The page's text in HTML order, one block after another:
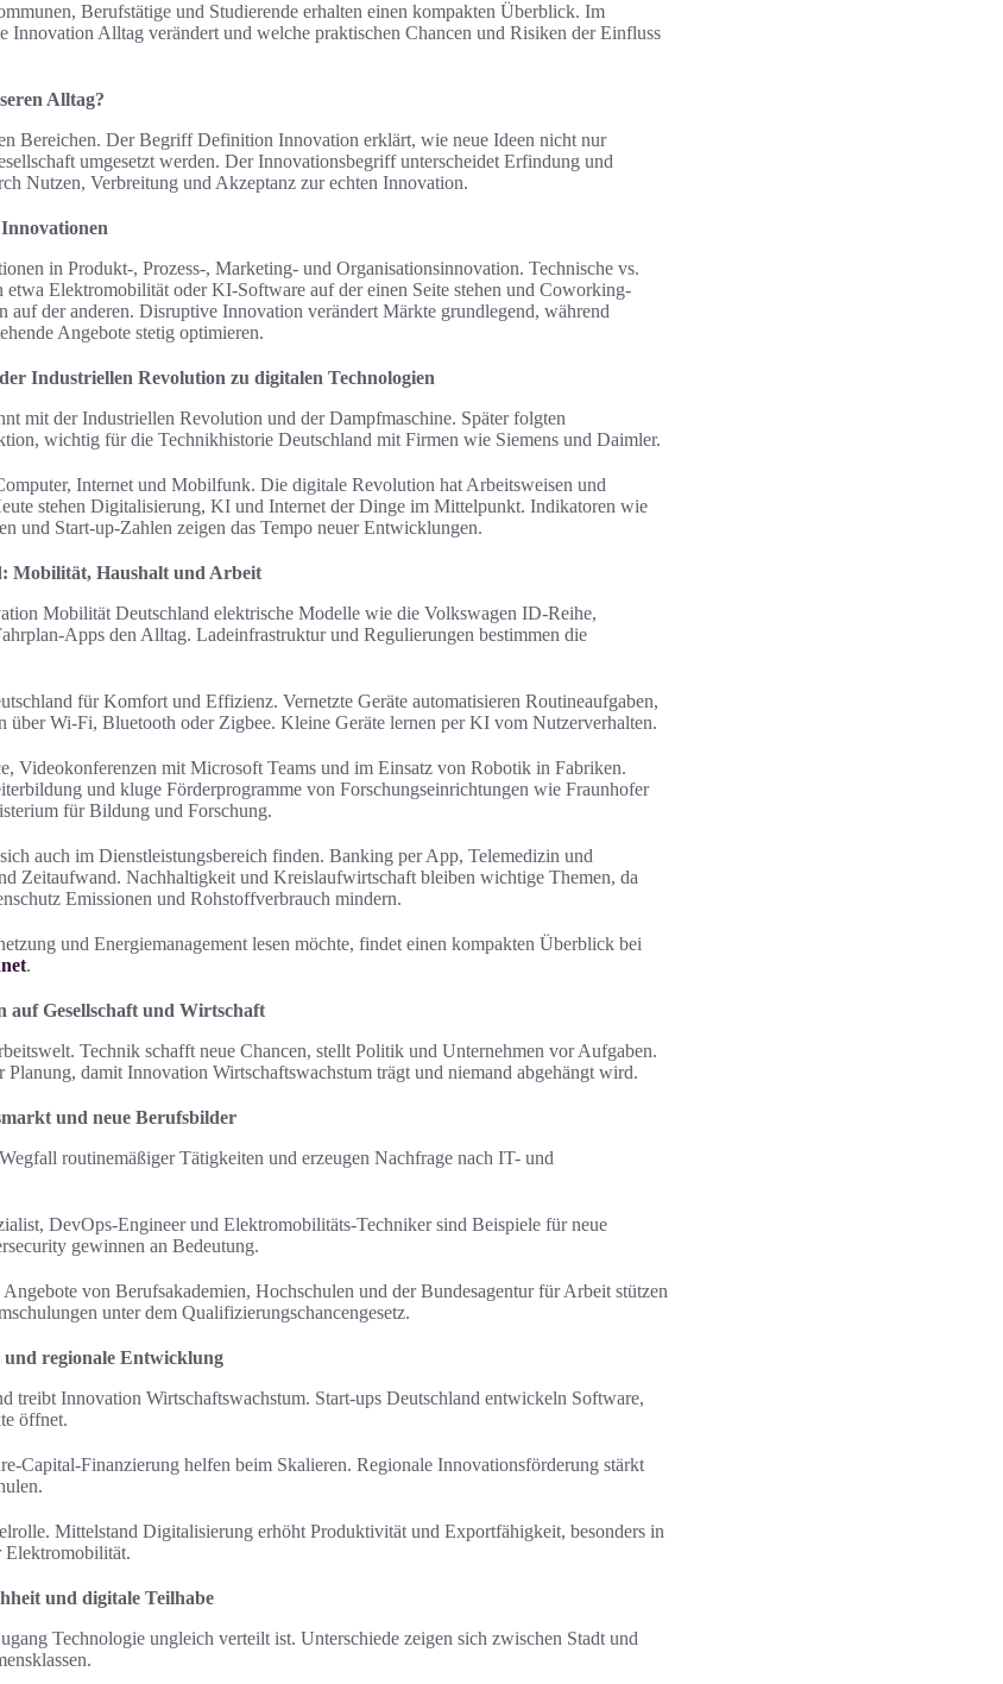
Berufstätige und Studierende erhalten einen kompakten Überblick. Im
Innovation Alltag verändert und welche praktischen Chancen und Risiken der Einfluss
Alltag?
Bereichen. Der Begriff Definition Innovation erklärt, wie neue Ideen nicht nur
umgesetzt werden. Der Innovationsbegriff unterscheidet Erfindung und
Nutzen, Verbreitung und Akzeptanz zur echten Innovation.
in Produkt-, Prozess-, Marketing- und Organisationsinnovation. Technische vs.
etwa Elektromobilität oder KI-Software auf der einen Seite stehen und Coworking-
auf der anderen. Disruptive Innovation verändert Märkte grundlegend, während
Angebote stetig optimieren.
Industriellen Revolution zu digitalen Technologien
mit der Industriellen Revolution und der Dampfmaschine. Später folgten
wichtig für die Technikhistorie Deutschland mit Firmen wie Siemens und Daimler.
Internet und Mobilfunk. Die digitale Revolution hat Arbeitsweisen und
stehen Digitalisierung, KI und Internet der Dinge im Mittelpunkt. Indikatoren wie
und Start-up-Zahlen zeigen das Tempo neuer Entwicklungen.
Mobilität, Haushalt und Arbeit
Mobilität Deutschland elektrische Modelle wie die Volkswagen ID‑Reihe,
Apps den Alltag. Ladeinfrastruktur und Regulierungen bestimmen die
für Komfort und Effizienz. Vernetzte Geräte automatisieren Routineaufgaben,
über Wi‑Fi, Bluetooth oder Zigbee. Kleine Geräte lernen per KI vom Nutzerverhalten.
Videokonferenzen mit Microsoft Teams und im Einsatz von Robotik in Fabriken.
und kluge Förderprogramme von Forschungseinrichtungen wie Fraunhofer
für Bildung und Forschung.
auch im Dienstleistungsbereich finden. Banking per App, Telemedizin und
Zeitaufwand. Nachhaltigkeit und Kreislaufwirtschaft bleiben wichtige Themen, da
Emissionen und Rohstoffverbrauch mindern.
und Energiemanagement lesen möchte, findet einen kompakten Überblick bei
.
Gesellschaft und Wirtschaft
Technik schafft neue Chancen, stellt Politik und Unternehmen vor Aufgaben.
Planung, damit Innovation Wirtschaftswachstum trägt und niemand abgehängt wird.
und neue Berufsbilder
routinemäßiger Tätigkeiten und erzeugen Nachfrage nach IT- und
DevOps-Engineer und Elektromobilitäts‑Techniker sind Beispiele für neue
gewinnen an Bedeutung.
von Berufsakademien, Hochschulen und der Bundesagentur für Arbeit stützen
unter dem Qualifizierungschancengesetz.
regionale Entwicklung
treibt Innovation Wirtschaftswachstum. Start-ups Deutschland entwickeln Software,
öffnet.
Capital-Finanzierung helfen beim Skalieren. Regionale Innovationsförderung stärkt
Mittelstand Digitalisierung erhöht Produktivität und Exportfähigkeit, besonders in
Elektromobilität.
und digitale Teilhabe
Technologie ungleich verteilt ist. Unterschiede zeigen sich zwischen Stadt und